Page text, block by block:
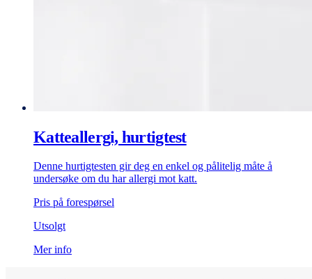
Katteallergi, hurtigtest
Denne hurtigtesten gir deg en enkel og pålitelig måte å
undersøke om du har allergi mot katt.
Pris på forespørsel
Utsolgt
Mer info